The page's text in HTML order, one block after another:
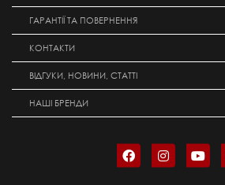
ГАРАНТІЇ ТА ПОВЕРНЕННЯ
КОНТАКТИ
ВІДГУКИ, НОВИНИ, СТАТТІ
НАШІ БРЕНДИ